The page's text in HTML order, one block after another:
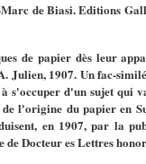
de Biasi. Editions
de papier dès leur
Julien, 1907. Un fac-
s'occuper d'un sujet qui
l'origine du papier en
en 1907, par la
Docteur es Lettres